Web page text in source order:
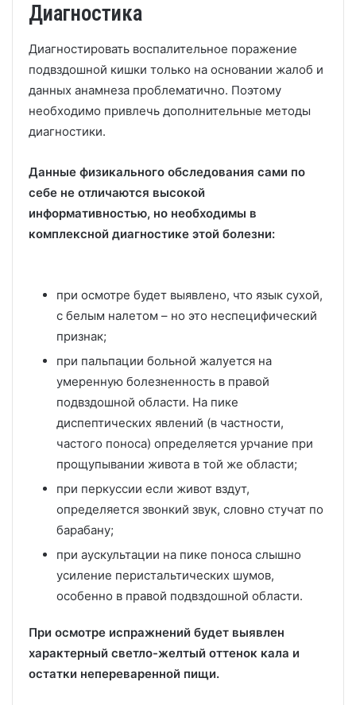
Диагностика
Диагностировать воспалительное поражение
подвздошной кишки только на основании жалоб и
данных анамнеза проблематично. Поэтому
необходимо привлечь дополнительные методы
диагностики.
Данные физикального обследования сами по
себе не отличаются высокой
информативностью, но необходимы в
комплексной диагностике этой болезни:
при осмотре будет выявлено, что язык сухой,
с белым налетом – но это неспецифический
признак;
при пальпации больной жалуется на
умеренную болезненность в правой
подвздошной области. На пике
диспептических явлений (в частности,
частого поноса) определяется урчание при
прощупывании живота в той же области;
при перкуссии если живот вздут,
определяется звонкий звук, словно стучат по
барабану;
при аускультации на пике поноса слышно
усиление перистальтических шумов,
особенно в правой подвздошной области.
При осмотре испражнений будет выявлен
характерный светло-желтый оттенок кала и
остатки непереваренной пищи.